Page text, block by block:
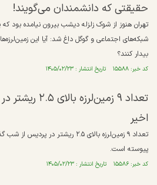
حقیقتی که دانشمندان می‌گویند!
تهران هنوز از شوک زلزله دیشب بیرون نیامده بود
شبکه‌های اجتماعی و گوگل داغ شد: آیا این
بیدار کنند؟
کد خبر: ۱۵۵۸۸ تاریخ انتشار : ۱۴۰۵/۰۲/۲۳
تعداد ۹
اخیر
تعداد ۹ زمین‌لرزه بالای ۲.۵ ریشتر
پیوسته است.
کد خبر: ۱۵۵۸۶ تاریخ انتشار : ۱۴۰۵/۰۲/۲۳